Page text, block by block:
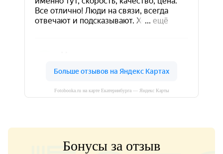
Fotobooka.ru на карте Екатеринбурга — Яндекс Карты
Бонусы за отзыв